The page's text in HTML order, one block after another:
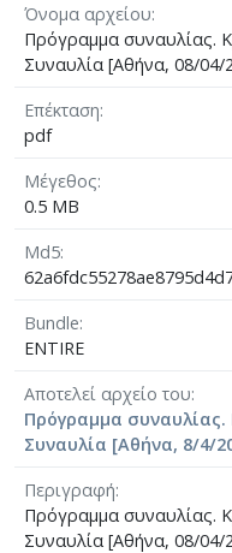
Όνομα αρχείου
Πρόγραμμα συναυλίας.
Συναυλία [Αθήνα, 08/04/
Επέκταση
pdf
Μέγεθος
0.5 MB
Md5
Bundle
ENTIRE
Αποτελεί αρχείο του
Πρόγραμμα
Συναυλία [Αθήνα, 8/4/
Περιγραφή
Πρόγραμμα συναυλίας.
Συναυλία [Αθήνα, 08/04/